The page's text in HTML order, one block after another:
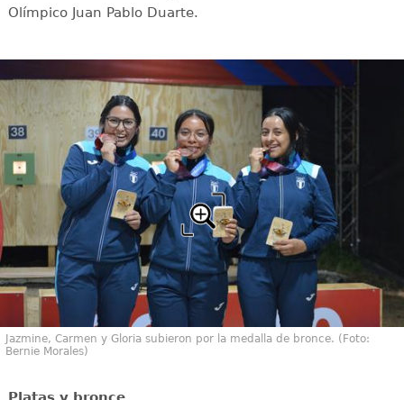
Olímpico Juan Pablo Duarte.
Jazmine, Carmen y Gloria subieron por la medalla de bronce. (Foto:
Bernie Morales)